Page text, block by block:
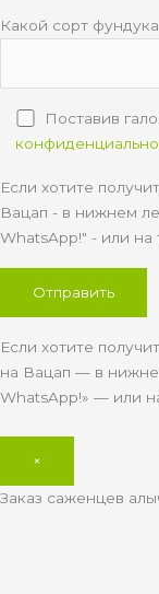
Какой сорт
Поставив
Если хотите
Вацап - в нижнем
WhatsApp!" - или на
Если хотите
на Вацап — в
WhatsApp!» — или
×
Заказ саженцев